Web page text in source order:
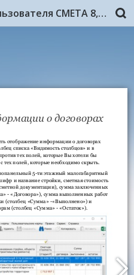
Руководство пользователя СМЕТА 8, 4-я редакция